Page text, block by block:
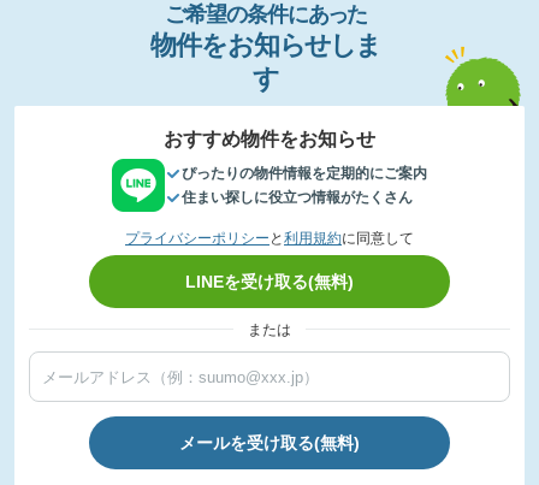
ご希望の条件にあった
物件をお知らせし ま
す
おすすめ物件をお知らせ
ぴったりの物件情報を定期的にご案内
住まい探しに役立つ情報がたくさん
プライバシーポリシー と 利用規約に同意して
LINEを受け取る(無料)
または
メールを受け取る(無料)